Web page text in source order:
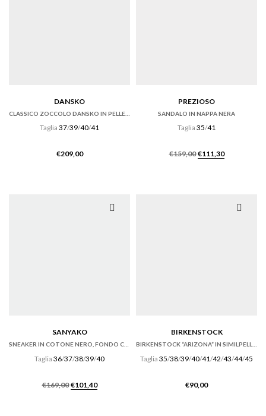
DANSKO
Taglia 37/39/40/41
€209,00
PREZIOSO
SANDALO IN NAPPA NERA
Taglia 35/41
€159,00 Il
€111,30Il
SANYAKO
SNEAKER IN COTONE NERO, FONDO CASSETTA
Taglia 36/37/38/39/40
€169,00 Il
€101,40Il
BIRKENSTOCK
BIRKENSTOCK “ARIZONA” IN SIMILPELLE BIRKOFLOR NERA
Taglia 35/38/39/40/41/42/43/44/45
€90,00